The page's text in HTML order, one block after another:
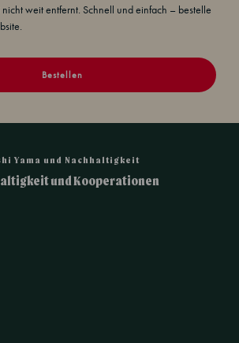
nicht weit entfernt. Schnell und einfach – bestelle
Bestellen
Yama und Nachhaltigkeit
und Kooperationen